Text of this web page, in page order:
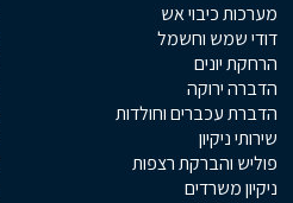
מערכות כיבוי אש
דודי שמש וחשמל
הרחקת יונים
הדברה ירוקה
הדברת עכברים וחולדות
שירותי ניקיון
פוליש והברקת רצפות
ניקיון משרדים